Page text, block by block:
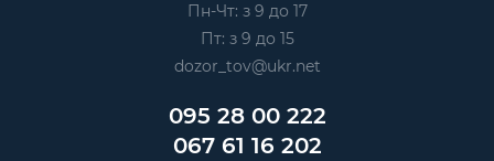
Пн-Чт: з 9 до 17
Пт: з 9 до 15
dozor_tov@ukr.net
095 28 00 222
067 61 16 202